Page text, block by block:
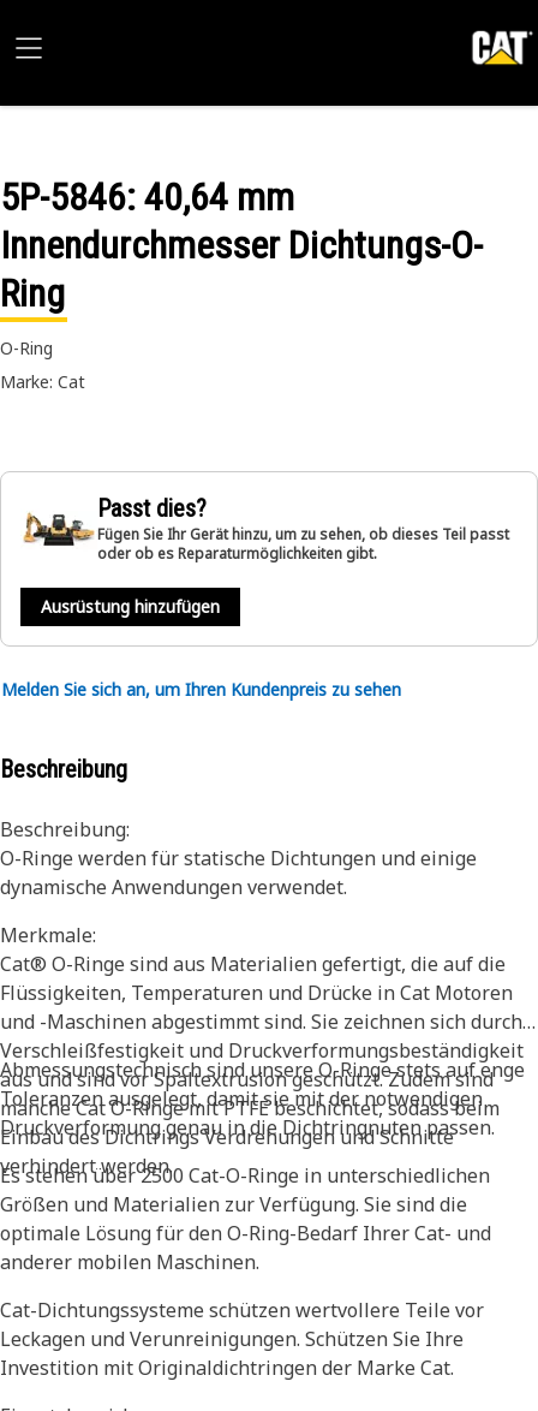
5P-5846: 40,64 mm
Innendurchmesser Dichtungs-O-
Ring
O-Ring
Marke: Cat
Passt dies?
Fügen Sie Ihr Gerät hinzu, um zu sehen, ob dieses Teil passt
oder ob es Reparaturmöglichkeiten gibt.
Ausrüstung hinzufügen
Melden Sie sich an, um Ihren Kundenpreis zu sehen
Beschreibung
Beschreibung:
O-Ringe werden für statische Dichtungen und einige
dynamische Anwendungen verwendet.
Merkmale:
Cat® O-Ringe sind aus Materialien gefertigt, die auf die
Flüssigkeiten, Temperaturen und Drücke in Cat Motoren
und -Maschinen abgestimmt sind. Sie zeichnen sich durch
Verschleißfestigkeit und Druckverformungsbeständigkeit
aus und sind vor Spaltextrusion geschützt. Zudem sind
manche Cat O-Ringe mit PTFE beschichtet, sodass beim
Einbau des Dichtrings Verdrehungen und Schnitte
verhindert werden.
Abmessungstechnisch sind unsere O-Ringe stets auf enge
Toleranzen ausgelegt, damit sie mit der notwendigen
Druckverformung genau in die Dichtringnuten passen.
Es stehen über 2500 Cat-O-Ringe in unterschiedlichen
Größen und Materialien zur Verfügung. Sie sind die
optimale Lösung für den O-Ring-Bedarf Ihrer Cat- und
anderer mobilen Maschinen.
Cat-Dichtungssysteme schützen wertvollere Teile vor
Leckagen und Verunreinigungen. Schützen Sie Ihre
Investition mit Originaldichtringen der Marke Cat.